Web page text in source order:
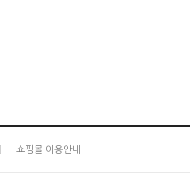
쇼핑몰 이용안내